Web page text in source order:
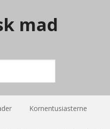
mad
Kornentusiasterne